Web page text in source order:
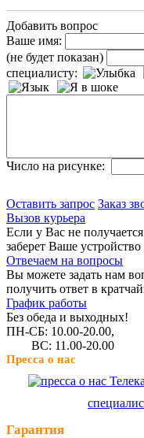
Добавить вопрос
Ваше имя:
(не будет показан)
специалисту:
Число на рисунке:
Оставить запрос Заказ
Вызов курьера
Если у Вас не
заберет Ваше
Отвечаем на вопросы
Вы можете задать нам
получить ответ в
График работы
Без обеда и выходных!
ПН-СБ: 10.00-20.00,
ВС: 11.00-20.00
Пресса о нас
Гарантия